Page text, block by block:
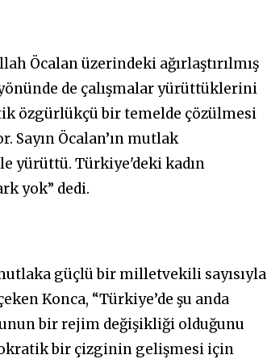
Öcalan üzerindeki ağırlaştırılmış
de çalışmalar yürüttüklerini
özgürlükçü bir temelde çözülmesi
Sayın Öcalan’ın mutlak
yürüttü. Türkiye'deki kadın
yok” dedi.
güçlü bir milletvekili sayısıyla
Konca, “Türkiye’de şu anda
bir rejim değişikliği olduğunu
bir çizginin gelişmesi için